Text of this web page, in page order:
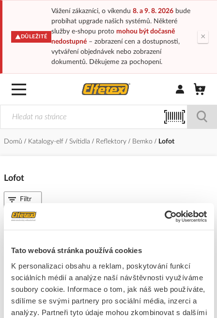
Tato webová stránka používá cookies
K personalizaci obsahu a reklam, poskytování funkcí
sociálních médií a analýze naší návštěvnosti využíváme
soubory cookie. Informace o tom, jak náš web používáte,
sdílíme se svými partnery pro sociální média, inzerci a
analýzy. Partneři tyto údaje mohou zkombinovat s dalšími
DŮLEŽITÉ
Vážení zákazníci, o víkendu 8. a 9. 8. 2026bude
probíhat upgrade našich systémů. Některé
služby e-shopu proto mohou být dočasně
nedostupné– zobrazení cen a dostupnosti,
vytváření objednávek nebo zobrazení
dokumentů. Děkujeme za pochopení.
×
Přihlásit/
Domů Katalogy-elf Svítidla Reflektory Bemko Lofot
Lofot
Řadit podle
BEMKO Svítidlo LED LOFOT 200W 17000lm 6000K
reflektor IP65
Kód ELFETEX
11.369.922
EAN
5900280924278
Filtr